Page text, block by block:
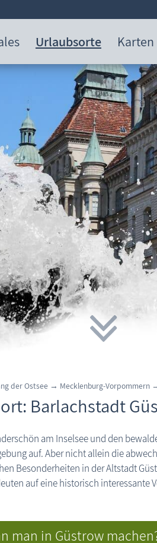
Urlaubsorte Karten
der Ostsee → Mecklenburg-Vorpommern
Barlachstadt
am Inselsee und den
auf. Aber nicht allein die
Besonderheiten in der Altstadt
auf eine historisch interessante
man in Güstrow